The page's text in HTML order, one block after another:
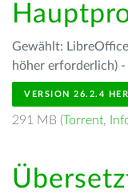
Gewählt:
höher erforderlich) -
VERSION 26.2.4
291 MB (Torrent,